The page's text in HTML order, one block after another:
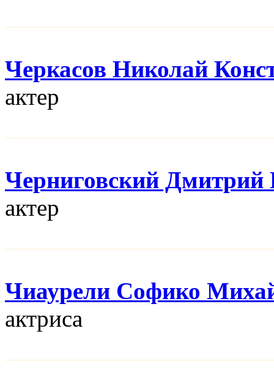
Черкасов Николай
актер
Черниговский Дмитрий
актер
Чиаурели Софико
актриса